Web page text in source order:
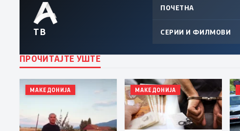
ТВ
ПОЧЕТНА
СЕРИИ И ФИЛМОВИ
ПРОЧИТАЈТЕ УШТЕ
МАКЕДОНИЈА МАКЕДОНИЈА